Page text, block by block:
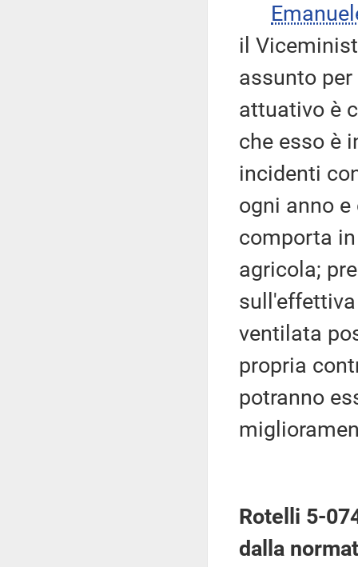
il
assunto
attuativo è
che esso è
incidenti
ogni anno
comporta
agricola;
ventilata
propria
potranno
Rotelli 5-
dalla